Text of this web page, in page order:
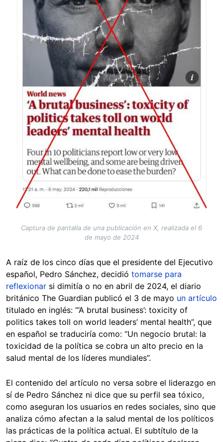
Captura de pantalla de una publicación en X, realizada el 6
de mayo de 2024
A raíz de los cinco días que el presidente del Ejecutivo
español, Pedro Sánchez, decidió tomarse para
reflexionar si dimitía o no en abril de 2024, el diario
británico The Guardian publicó el 3 de mayo un artículo
titulado en inglés: “‘A brutal business’: toxicity of
politics takes toll on world leaders’ mental health”, que
en español se traduciría como: “Un negocio brutal: la
toxicidad de la política se cobra un alto precio en la
salud mental de los líderes mundiales”.
El contenido del artículo no versa sobre el liderazgo en
sí de Pedro Sánchez ni dice que su perfil sea tóxico,
como aseguran los usuarios en redes sociales, sino que
analiza cómo afectan a la salud mental de los políticos
las prácticas de la política actual. El subtítulo de la